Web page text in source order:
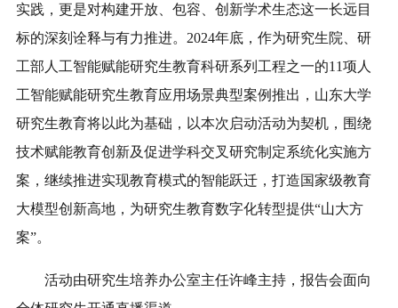
实践，更是对构建开放、包容、创新学术生态这一长远目
标的深刻诠释与有力推进。2024年底，作为研究生院、研
工部人工智能赋能研究生教育科研系列工程之一的11项人
工智能赋能研究生教育应用场景典型案例推出，山东大学
研究生教育将以此为基础，以本次启动活动为契机，围绕
技术赋能教育创新及促进学科交叉研究制定系统化实施方
案，继续推进实现教育模式的智能跃迁，打造国家级教育
大模型创新高地，为研究生教育数字化转型提供“山大方
案”。
活动由研究生培养办公室主任许峰主持，报告会面向